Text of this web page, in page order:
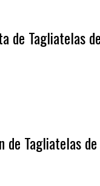
de Tagliatelas
de Tagliatelas